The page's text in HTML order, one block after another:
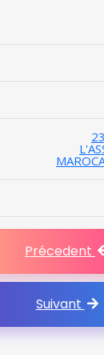
Précedent
Suivant